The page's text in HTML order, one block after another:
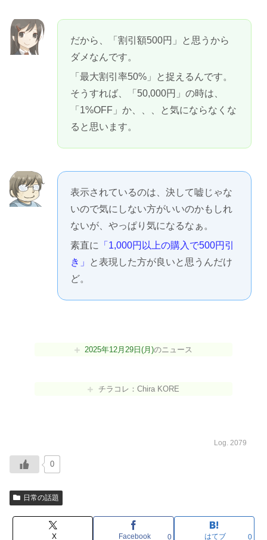
だから、「割引額500円」と思うから
ダメなんです。
「最大割引率50%」と捉えるんです。
そうすれば、「50,000円」の時は、
「1%OFF」か、、、と気にならなくな
ると思います。
表示されているのは、決して嘘じゃな
いので気にしない方がいいのかもしれ
ないが、やっぱり気になるなぁ。
素直に
「1,000円以上の購入で500円引
き」
と表現した方が良いと思うんだけ
ど。
2025年12月29日(月)のニュース
チラコレ：Chira KORE
Log. 2079
0
日常の話題
X Facebook 0 はてブ 0